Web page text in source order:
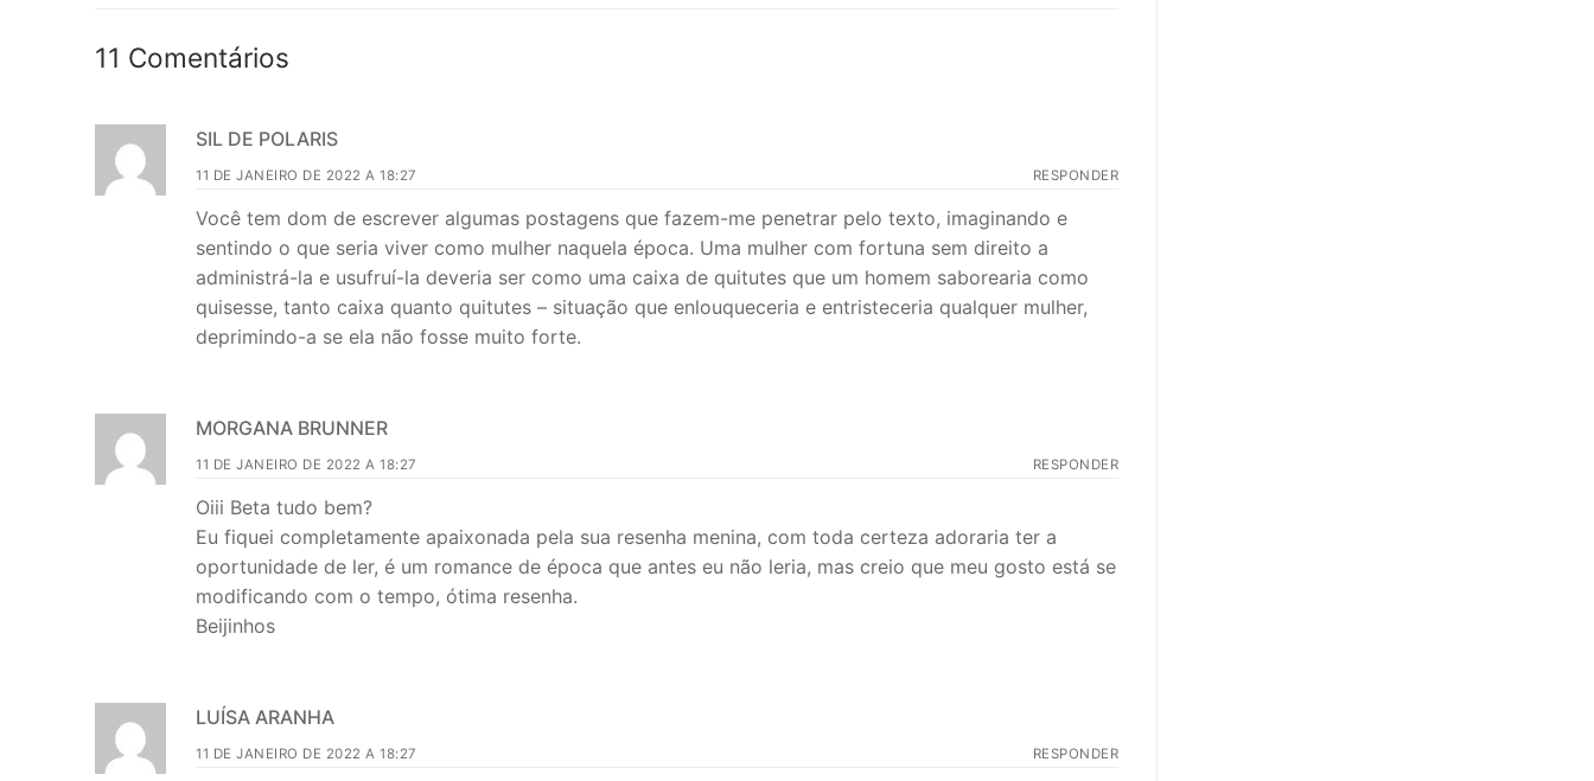
11 Comentários
SIL DE POLARIS
11 DE JANEIRO DE 2022 A 18:27 RESPONDER
Você tem dom de escrever algumas postagens que fazem-me penetrar pelo texto, imaginando e
sentindo o que seria viver como mulher naquela época. Uma mulher com fortuna sem direito a
administrá-la e usufruí-la deveria ser como uma caixa de quitutes que um homem saborearia como
quisesse, tanto caixa quanto quitutes – situação que enlouqueceria e entristeceria qualquer mulher,
deprimindo-a se ela não fosse muito forte.
MORGANA BRUNNER
11 DE JANEIRO DE 2022 A 18:27 RESPONDER
Oiii Beta tudo bem?
Eu fiquei completamente apaixonada pela sua resenha menina, com toda certeza adoraria ter a
oportunidade de ler, é um romance de época que antes eu não leria, mas creio que meu gosto está se
modificando com o tempo, ótima resenha.
Beijinhos
LUÍSA ARANHA
11 DE JANEIRO DE 2022 A 18:27 RESPONDER